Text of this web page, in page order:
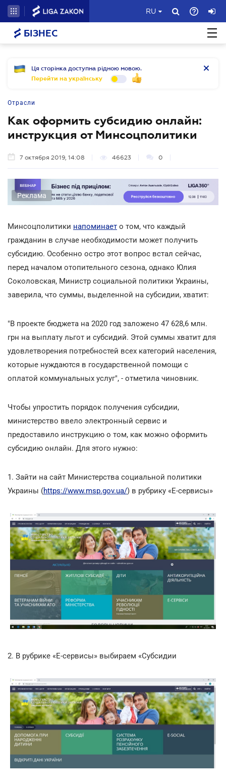
RU
БІЗНЕС
Ця сторінка доступна рідною мовою.
Перейти на українську
Отрасли
Как оформить субсидию онлайн:
инструкция от Минсоцполитики
7 октября 2019, 14:08 46623 0
Реклама
Минсоцполитики напоминает о том, что каждый
гражданин в случае необходимости может получить
субсидию. Особенно остро этот вопрос встал сейчас,
перед началом отопительного сезона, однако Юлия
Соколовская, Министр социальной политики Украины,
заверила, что суммы, выделенной на субсидии, хватит:
"В проекте бюджета на 2020 год заложено 47 628,6 млн.
грн на выплату льгот и субсидий. Этой суммы хватит для
удовлетворения потребностей всех категорий населения,
которые нуждаются в государственной помощи с
оплатой коммунальных услуг", - отметила чиновник.
Чтобы упростить порядок получения субсидии,
министерство ввело электронный сервис и
предоставило инструкцию о том, как можно оформить
субсидию онлайн. Для этого нужно:
1. Зайти на сайт Министерства социальной политики
Украины (https://www.msp.gov.ua/) в рубрику «Е-сервисы»
2. В рубрике «Е-сервисы» выбираем «Субсидии